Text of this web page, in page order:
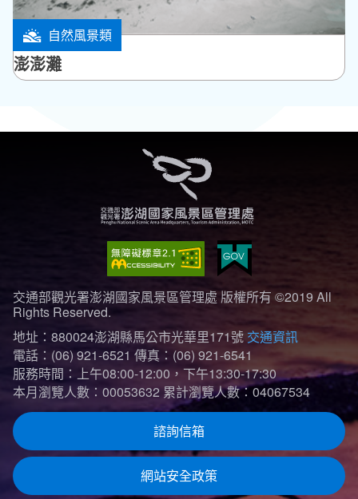
自然風景類
白沙鄉
澎澎灘
交通部觀光署澎湖國家風景區管理處 版權所有 ©2019 All
Rights Reserved.
地址：880024澎湖縣馬公市光華里171號 交通資訊
電話：(06) 921-6521 傳真：(06) 921-6541
服務時間：上午08:00-12:00，下午13:30-17:30
本月瀏覽人數：00053632 累計瀏覽人數：04067534
諮詢信箱
網站安全政策